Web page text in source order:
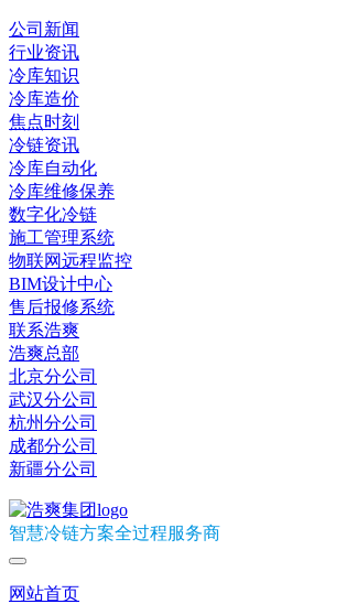
公司新闻
行业资讯
冷库知识
冷库造价
焦点时刻
冷链资讯
冷库自动化
冷库维修保养
数字化冷链
施工管理系统
物联网远程监控
BIM设计中心
售后报修系统
联系浩爽
浩爽总部
北京分公司
武汉分公司
杭州分公司
成都分公司
新疆分公司
智慧冷链方案全过程服务商
网站首页